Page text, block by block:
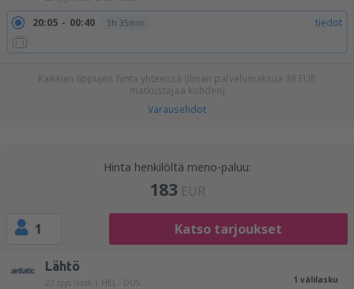
20:05 00:40 3h 35min tiedot
Kaikkien lippujen hinta yhteensä (ilman palvelumaksua 38 EUR
matkustajaa kohden)
Varausehdot
Hinta henkilöltä meno-paluu:
183 EUR
1 Katso tarjoukset
Lähtö
23 syys (kesk.) HEL - DUS 1 välilasku